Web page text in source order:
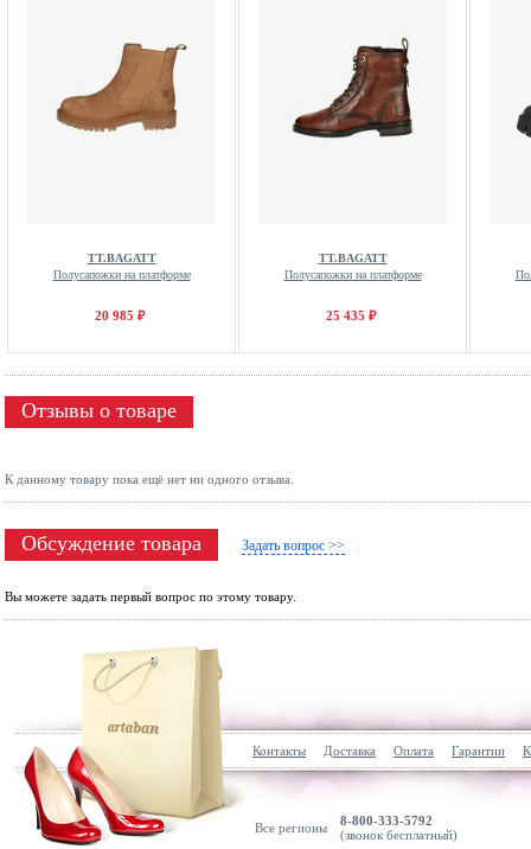
TT.BAGATT
Полусапожки на платформе
20 985 ₽
TT.BAGATT
Полусапожки на платформе
25 435 ₽
Отзывы о товаре
К данному товару пока ещё нет ни одного отзыва.
Обсуждение товара Задать вопрос >>
Вы можете задать первый вопрос по этому товару.
Контакты Доставка Оплата Гарантии
Все регионы
8-800-333-5792
(звонок бесплатный)